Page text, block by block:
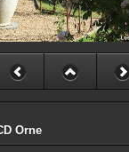
Orne